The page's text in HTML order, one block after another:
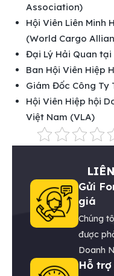
Association)
Hội Viên Liên Minh
(World Cargo
Đại Lý Hải Quan tại
Ban Hội Viên Hiệp
Giám Đốc Công Ty
Hội Viên Hiệp hội
Việt Nam (VLA)
Gửi
giá
Chúng
được
Doanh
Hỗ